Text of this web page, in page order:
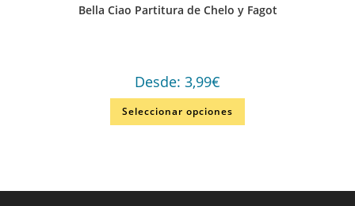
Bella Ciao Partitura de Chelo y Fagot
Desde: 3,99€
Seleccionar opciones